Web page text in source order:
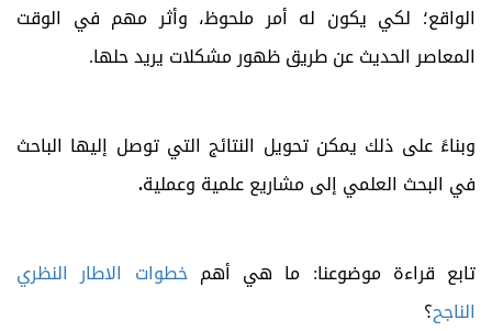
الواقع؛ لكي يكون له أمر ملحوظ، وأثر مهم في الوقت
المعاصر الحديث عن طريق ظهور مشكلات يريد حلها.
وبناءً على ذلك يمكن تحويل النتائج التي توصل إليها الباحث
في البحث العلمي إلى مشاريع علمية وعملية.
تابع قراءة موضوعنا: ما هي أهم خطوات الاطار النظري
الناجح؟